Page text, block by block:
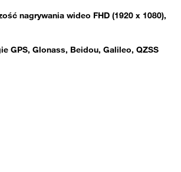
nagrywania wideo FHD (1920 x 1080),
GPS, Glonass, Beidou, Galileo, QZSS